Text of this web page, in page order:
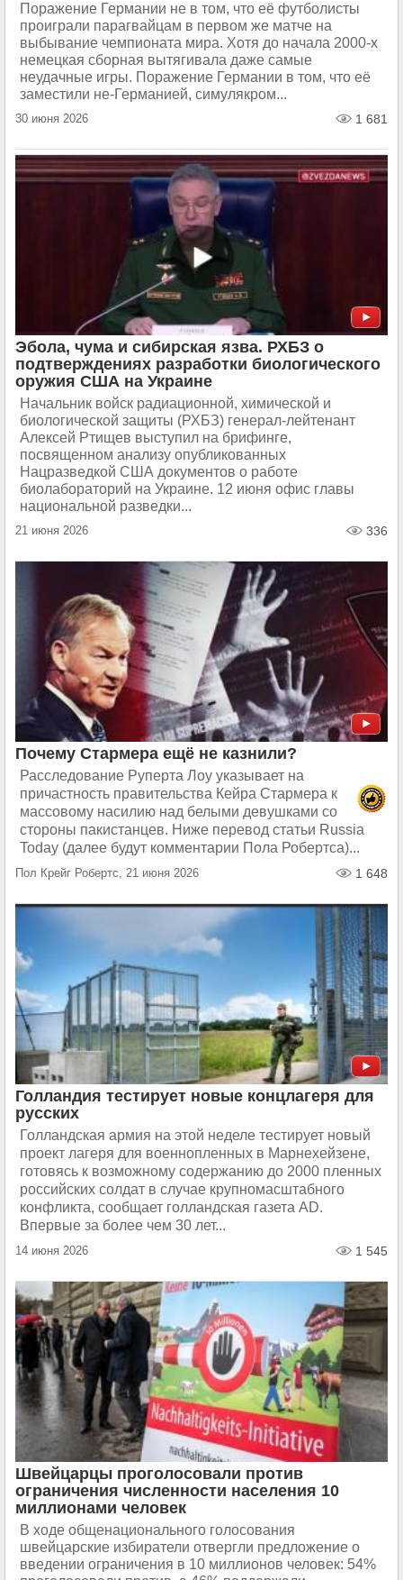
Поражение Германии не в том, что её футболисты
проиграли парагвайцам в первом же матче на
выбывание чемпионата мира. Хотя до начала 2000-х
немецкая сборная вытягивала даже самые
неудачные игры. Поражение Германии в том, что её
заместили не-Германией, симулякром...
30 июня 2026 1 681
Эбола, чума и сибирская язва. РХБЗ о
подтверждениях разработки биологического
оружия США на Украине
Начальник войск радиационной, химической и
биологической защиты (РХБЗ) генерал-лейтенант
Алексей Ртищев выступил на брифинге,
посвященном анализу опубликованных
Нацразведкой США документов о работе
биолабораторий на Украине. 12 июня офис главы
национальной разведки...
21 июня 2026 336
Почему Стармера ещё не казнили?
Расследование Руперта Лоу указывает на
причастность правительства Кейра Стармера к
массовому насилию над белыми девушками со
стороны пакистанцев. Ниже перевод статьи Russia
Today (далее будут комментарии Пола Робертса)...
Пол Крейг Робертс, 21 июня 2026 1 648
Голландия тестирует новые концлагеря для
русских
Голландская армия на этой неделе тестирует новый
проект лагеря для военнопленных в Марнехейзене,
готовясь к возможному содержанию до 2000 пленных
российских солдат в случае крупномасштабного
конфликта, сообщает голландская газета AD.
Впервые за более чем 30 лет...
14 июня 2026 1 545
Швейцарцы проголосовали против
ограничения численности населения 10
миллионами человек
В ходе общенационального голосования
швейцарские избиратели отвергли предложение о
введении ограничения в 10 миллионов человек: 54%